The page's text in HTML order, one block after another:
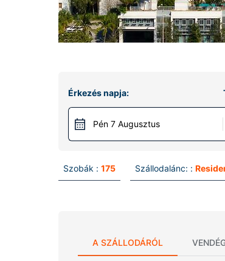
Érkezés napja:
Pén 7 Augusztus
Szobák : 175 Szállodalánc: :
A SZÁLLODÁRÓL